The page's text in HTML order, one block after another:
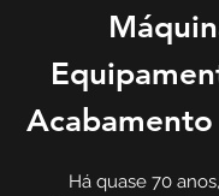
Há quase 70